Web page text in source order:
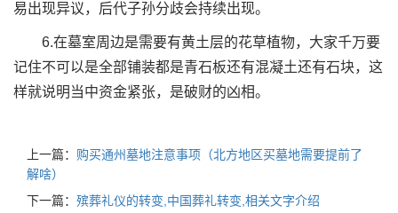
易出现异议，后代子孙分歧会持续出现。
6.在墓室周边是需要有黄土层的花草植物，大家千万要
记住不可以是全部铺装都是青石板还有混凝土还有石块，这
样就说明当中资金紧张，是破财的凶相。
上一篇： 购买通州墓地注意事项（北方地区买墓地需要提前了
解啥）
下一篇： 殡葬礼仪的转变,中国葬礼转变,相关文字介绍